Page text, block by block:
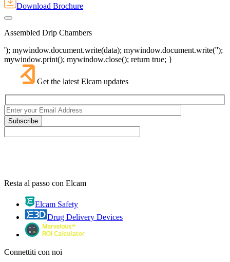
Download Brochure
Assembled Drip Chambers
'); mywindow.document.write(data); mywindow.document.write('');
mywindow.print(); mywindow.close(); return true; }
Get the latest Elcam updates
Resta al passo con Elcam
Elcam Safety
Drug Delivery Devices
Connettiti con noi